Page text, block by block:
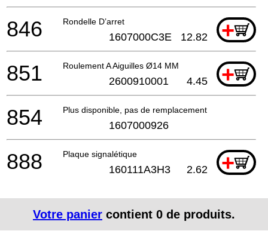
Rondelle D’arret +
846 1607000C3E 12.82
Roulement A Aiguilles Ø14 MM +
851 2600910001 4.45
Plus disponible, pas de remplacement
854 1607000926
Plaque signalétique +
888 160111A3H3 2.62
Votre panier contient 0 de produits.